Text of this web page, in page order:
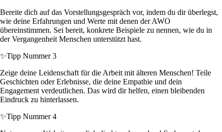
Bereite dich auf das Vorstellungsgespräch vor, indem du dir überlegst,
wie deine Erfahrungen und Werte mit denen der AWO
übereinstimmen. Sei bereit, konkrete Beispiele zu nennen, wie du in
der Vergangenheit Menschen unterstützt hast.
✨Tipp Nummer 3
Zeige deine Leidenschaft für die Arbeit mit älteren Menschen! Teile
Geschichten oder Erlebnisse, die deine Empathie und dein
Engagement verdeutlichen. Das wird dir helfen, einen bleibenden
Eindruck zu hinterlassen.
✨Tipp Nummer 4